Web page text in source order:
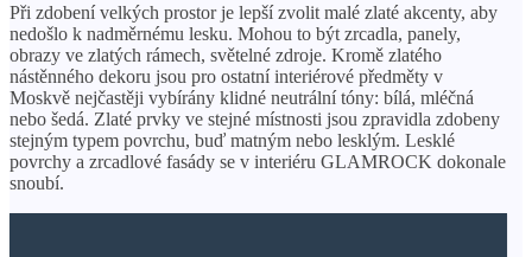
Při zdobení velkých prostor je lepší zvolit malé zlaté akcenty, aby
nedošlo k nadměrnému lesku. Mohou to být zrcadla, panely,
obrazy ve zlatých rámech, světelné zdroje. Kromě zlatého
nástěnného dekoru jsou pro ostatní interiérové ​​​​předměty v
Moskvě nejčastěji vybírány klidné neutrální tóny: bílá, mléčná
nebo šedá. Zlaté prvky ve stejné místnosti jsou zpravidla zdobeny
stejným typem povrchu, buď matným nebo lesklým. Lesklé
povrchy a zrcadlové fasády se v interiéru GLAMROCK dokonale
snoubí.